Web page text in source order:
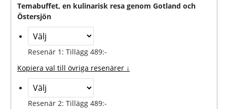
Temabuffet, en kulinarisk resa genom Gotland och
Östersjön
Resenär 1: Tillägg 489:-
Kopiera val till övriga resenärer ↓
Resenär 2: Tillägg 489:-